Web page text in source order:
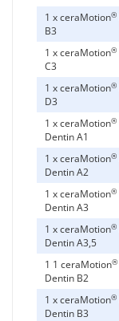
1 x ceraMotion®
B3
1 x ceraMotion®
C3
1 x ceraMotion®
D3
1 x ceraMotion®
Dentin A1
1 x ceraMotion®
Dentin A2
1 x ceraMotion®
Dentin A3
1 x ceraMotion®
Dentin A3,5
1 1 ceraMotion®
Dentin B2
1 x ceraMotion®
Dentin B3